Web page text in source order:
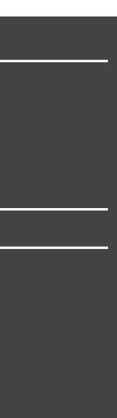
है
के मुताबिक,
मार्केट प्रीमियम
के प्रीमियम पर
एक लॉट के लिए कम
पहले दिन सुबह
गुना सब्सक्राइब हो
हिस्सा 0.04 गुना बुक
गुना भरा जा चुका